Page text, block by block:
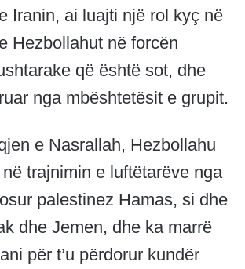
Iranin, ai luajti një rol kyç në
Hezbollahut në forcën
që është sot, dhe
nga mbështetësit e grupit.
e Nasrallah, Hezbollahu
trajnimin e luftëtarëve nga
palestinez Hamas, si dhe
dhe Jemen, dhe ka marrë
për t’u përdorur kundër